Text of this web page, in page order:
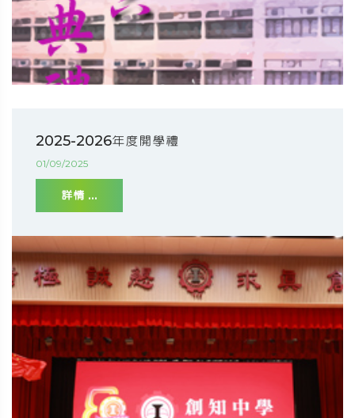
2025-2026年度開學禮
01/09/2025
詳情 ...